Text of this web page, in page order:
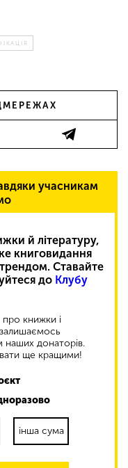
учасникам
й літературу,
книговидання
Ставайте
до Клубу
книжки і
залишаємось
донаторів.
ще кращими!
інша сума